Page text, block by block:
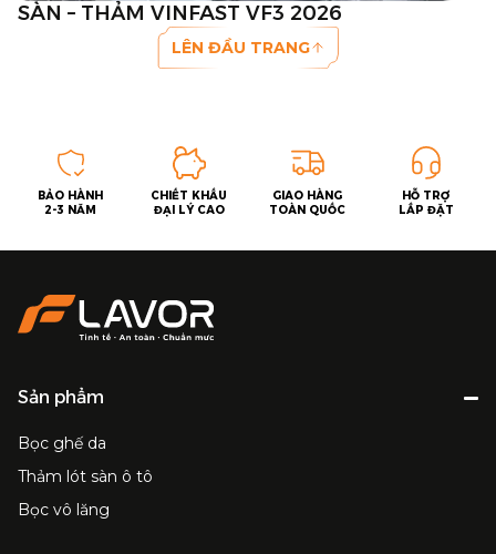
SÀN – THẢM VINFAST VF3 2026
LÊN ĐẦU TRANG
BẢO HÀNH
2-3 NĂM
CHIẾT KHẤU
ĐẠI LÝ CAO
GIAO HÀNG
TOÀN QUỐC
HỖ TRỢ
LẮP ĐẶT
Sản phẩm
Bọc ghế da
Thảm lót sàn ô tô
Bọc vô lăng